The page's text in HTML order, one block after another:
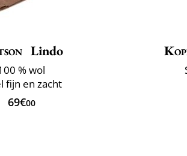
Lindo
% wol
fijn en zacht
69€00